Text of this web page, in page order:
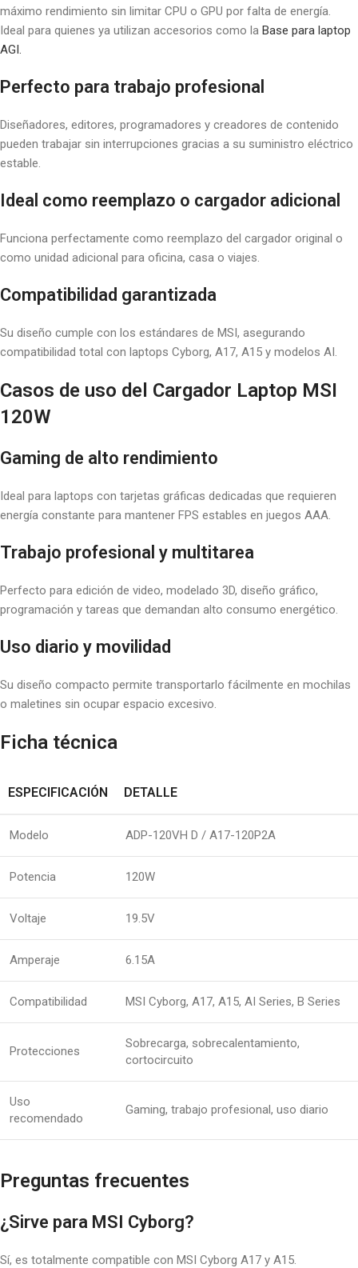
máximo rendimiento sin limitar CPU o GPU por falta de energía.
Ideal para quienes ya utilizan accesorios como la Base para laptop
AGI.
Perfecto para trabajo profesional
Diseñadores, editores, programadores y creadores de contenido
pueden trabajar sin interrupciones gracias a su suministro eléctrico
estable.
Ideal como reemplazo o cargador adicional
Funciona perfectamente como reemplazo del cargador original o
como unidad adicional para oficina, casa o viajes.
Compatibilidad garantizada
Su diseño cumple con los estándares de MSI, asegurando
compatibilidad total con laptops Cyborg, A17, A15 y modelos AI.
Casos de uso del Cargador Laptop MSI
120W
Gaming de alto rendimiento
Ideal para laptops con tarjetas gráficas dedicadas que requieren
energía constante para mantener FPS estables en juegos AAA.
Trabajo profesional y multitarea
Perfecto para edición de video, modelado 3D, diseño gráfico,
programación y tareas que demandan alto consumo energético.
Uso diario y movilidad
Su diseño compacto permite transportarlo fácilmente en mochilas
o maletines sin ocupar espacio excesivo.
Ficha técnica
ESPECIFICACIÓN DETALLE
Modelo ADP-120VH D / A17-120P2A
Potencia 120W
Voltaje 19.5V
Amperaje 6.15A
Compatibilidad MSI Cyborg, A17, A15, AI Series, B Series
Protecciones
Sobrecarga, sobrecalentamiento,
cortocircuito
Uso
recomendado
Gaming, trabajo profesional, uso diario
Preguntas frecuentes
¿Sirve para MSI Cyborg?
Sí, es totalmente compatible con MSI Cyborg A17 y A15.